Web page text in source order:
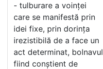
- tulburare a voinței
care se manifestă prin
idei fixe, prin dorința
irezistibilă de a face un
act determinat, bolnavul
fiind conștient de